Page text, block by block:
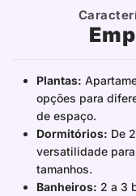
Plantas:
opções para
de espaço.
Dormitórios: De
versatilidade
tamanhos.
Banheiros: 2 a 3